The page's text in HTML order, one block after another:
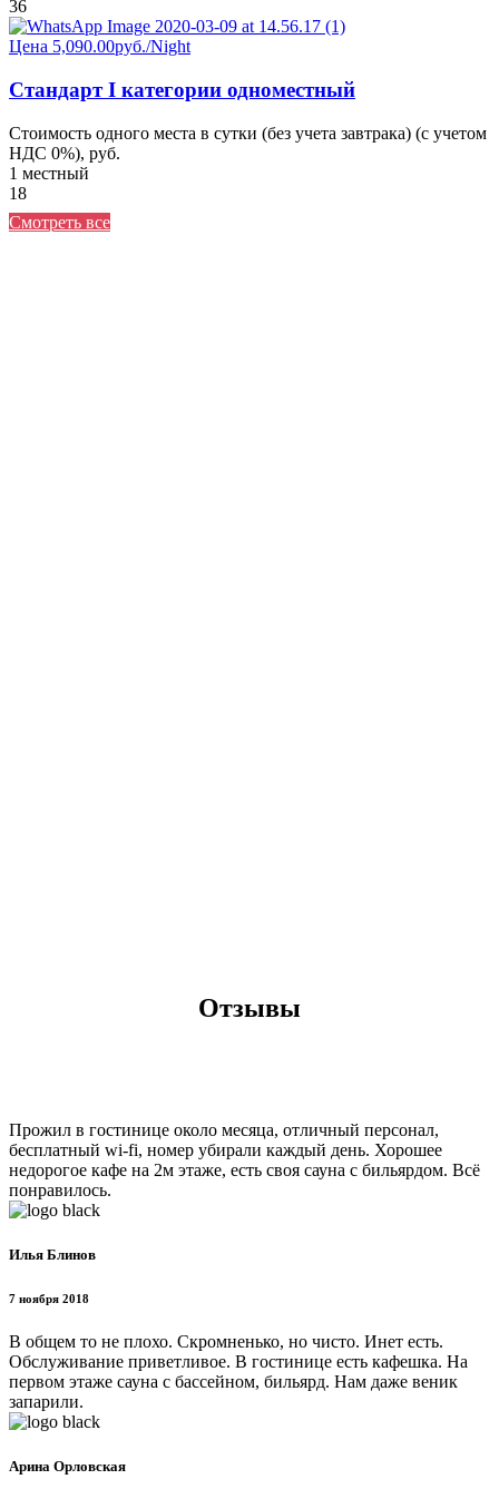
36
Цена 5,090.00руб./Night
Стандарт I категории одноместный
Стоимость одного места в сутки (без учета завтрака) (с учетом
НДС 0%), руб.
1 местный
18
Смотреть все
Отзывы
Прожил в гостинице около месяца, отличный персонал,
бесплатный wi-fi, номер убирали каждый день. Хорошее
недорогое кафе на 2м этаже, есть своя сауна с бильярдом. Всё
понравилось.
Илья Блинов
7 ноября 2018
В общем то не плохо. Скромненько, но чисто. Инет есть.
Обслуживание приветливое. В гостинице есть кафешка. На
первом этаже сауна с бассейном, бильярд. Нам даже веник
запарили.
Арина Орловская